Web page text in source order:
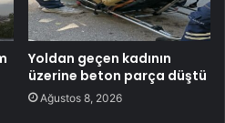
Yoldan geçen kadının
üzerine beton parça düştü
Ağustos 8, 2026